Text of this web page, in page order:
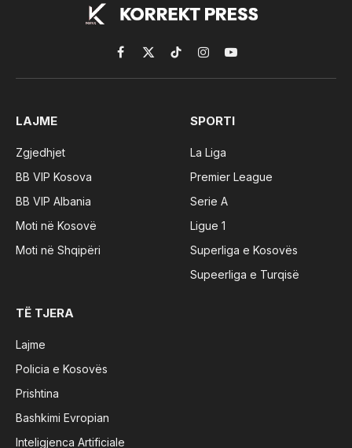
Facebook
X
(Twitter)
TikTokInstagramYouTube
LAJME
Zgjedhjet
BB VIP Kosova
BB VIP Albania
Moti në Kosovë
Moti në Shqipëri
SPORTI
La Liga
Premier League
Serie A
Ligue 1
Superliga e Kosovës
Supeerliga e Turqisë
TË TJERA
Lajme
Policia e Kosovës
Prishtina
Bashkimi Evropian
Inteligjenca Artificiale